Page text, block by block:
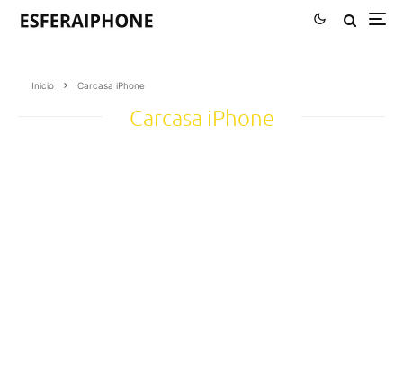
Inicio Carcasa iPhone
Carcasa iPhone